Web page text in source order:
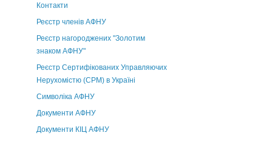
Контакти
Реєстр членів АФНУ
Реєстр нагороджених "Золотим
знаком АФНУ"
Реєстр Сертифікованих Управляючих
Нерухомістю (CPM) в Україні
Символіка АФНУ
Документи АФНУ
Документи КІЦ АФНУ